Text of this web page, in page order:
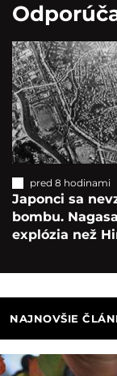
pred 8 hodinami
Japonci sa
bombu.
explózia než
NAJNOVŠIE